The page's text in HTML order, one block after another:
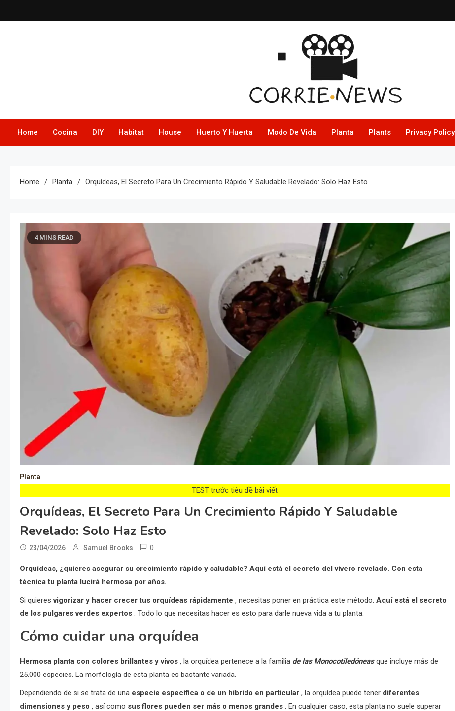
to
Home Cocina DIY Habitat House Huerto Y Huerta Modo De Vida Planta Plants Privacy Policy
Home Planta Orquídeas, El Secreto Para Un Crecimiento Rápido Y Saludable Revelado: Solo Haz Esto
4 MINS READ
Planta
TEST trước tiêu đề bài viết
Orquídeas, El Secreto Para Un Crecimiento Rápido Y Saludable
Revelado: Solo Haz Esto
23/04/2026 Samuel Brooks 0
Orquídeas, ¿quieres asegurar su crecimiento rápido y saludable? Aquí está el secreto del vivero revelado. Con esta
técnica tu planta lucirá hermosa por años.
Si quieresvigorizar y hacer crecer tus orquídeas rápidamente , necesitas poner en práctica este método. Aquí está el secreto
de los pulgares verdes expertos . Todo lo que necesitas hacer es esto para darle nueva vida a tu planta.
Cómo cuidar una orquídea
Hermosa planta con colores brillantes y vivos , la orquídea pertenece a la familia de las Monocotiledóneas que incluye más de
25.000 especies. La morfología de esta planta es bastante variada.
Dependiendo de si se trata de una especie específica o de un híbrido en particular , la orquídea puede tener diferentes
dimensiones y peso , así como sus flores pueden ser más o menos grandes . En cualquier caso, esta planta no suele superar